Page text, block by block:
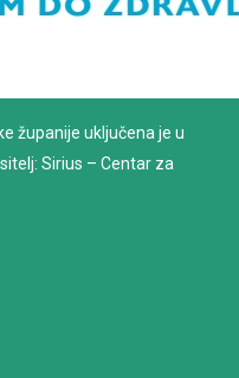
županije uključena je u
Sirius – Centar za